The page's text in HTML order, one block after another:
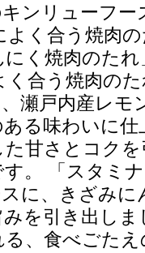
ンリューフー
よく合う焼肉
く焼肉のた
く合う焼肉の
瀬戸内産レモ
る味わいに
た甘さとコク
。 「スタミ
に、きざみ
を引き出し
、食べごた